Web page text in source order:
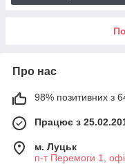
Про нас
98% позитивних з 64
Працює з
м. Луцьк
п-т Перемоги 1,